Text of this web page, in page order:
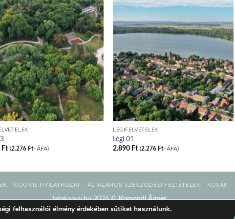
Ft (2.276 Ft+ÁFA)
LÉGIFELVÉTELEK
Légi 01
2.890 Ft (2.276 Ft+ÁFA)
COOKIE NYILATKOZAT ÁLTALÁNOS SZERZŐDÉSI FELTÉTELEK KOSÁR
tatakonyv.hu 2026 ©Komondi Ágnes
felhasználói élmény érdekében sütiket használunk.